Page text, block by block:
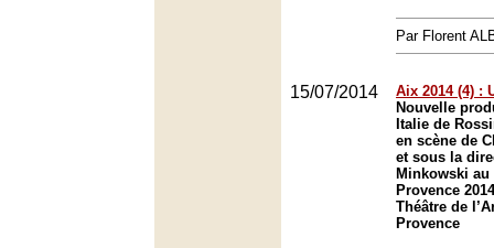
Par Florent
15/07/2014
Aix 2014 (4) :
Nouvelle
Italie de
en scène de
et sous la
Minkowski au
Provence
Théâtre de
Provence